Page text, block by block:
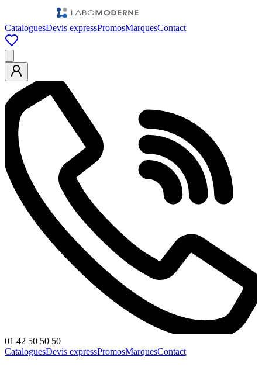
CataloguesDevis expressPromosMarquesContact
01 42 50 50 50
CataloguesDevis expressPromosMarquesContact